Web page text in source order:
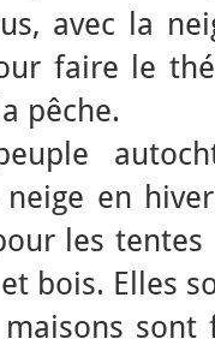
avec la
faire le
pêche.
en
les
bois. Elles
sont